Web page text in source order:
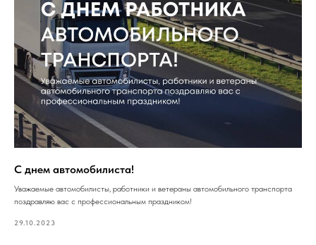
С днем автомобилиста!
Уважаемые автомобилисты, работники и ветераны автомобильного транспорта
поздравляю вас с профессиональным праздником!
29.10.2023